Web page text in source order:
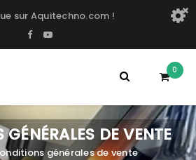
sur Aquitechno.com !
0
DE VENTE
générales de vente